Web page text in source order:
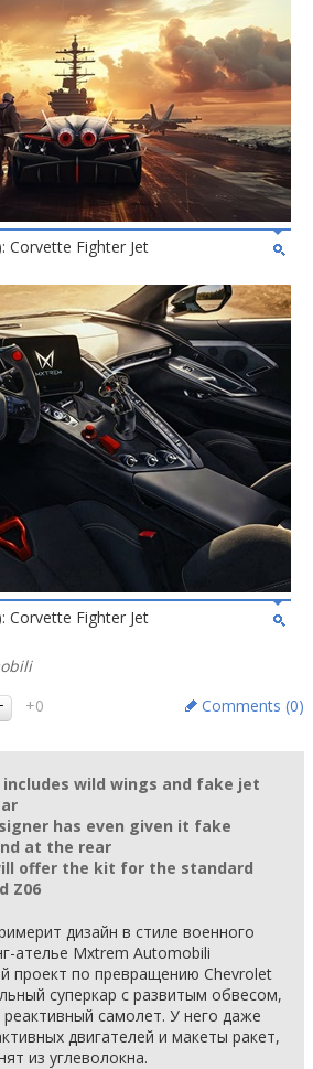
Corvette Fighter Jet
Corvette Fighter Jet
+0 Comments (0)
includes wild wings and fake jet
has even given it fake
at the rear
offer the kit for the standard
Z06
дизайн в стиле военного
ателье Mxtrem Automobili
проект по превращению Chevrolet
суперкар с развитым обвесом,
самолет. У него даже
двигателей и макеты ракет,
из углеволокна.